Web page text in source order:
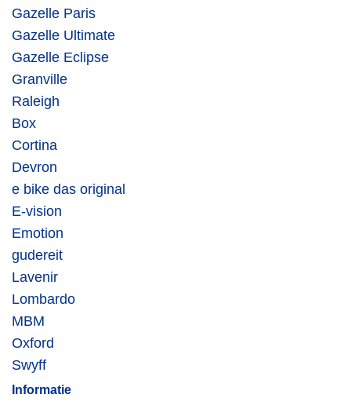
Gazelle Paris
Gazelle Ultimate
Gazelle Eclipse
Granville
Raleigh
Box
Cortina
Devron
e bike das original
E-vision
Emotion
gudereit
Lavenir
Lombardo
MBM
Oxford
Swyff
Informatie